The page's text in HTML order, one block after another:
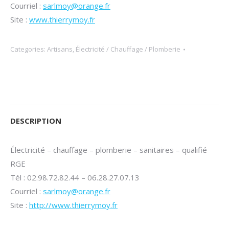
Courriel : sarlmoy@orange.fr
Site : www.thierrymoy.fr
Categories: Artisans, Électricité / Chauffage / Plomberie
DESCRIPTION
Électricité – chauffage – plomberie – sanitaires – qualifié
RGE
Tél : 02.98.72.82.44 – 06.28.27.07.13
Courriel : sarlmoy@orange.fr
Site : http://www.thierrymoy.fr